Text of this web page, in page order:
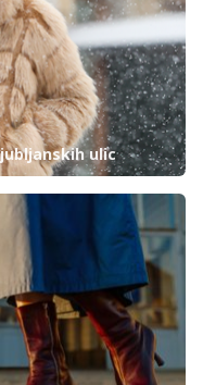
ulic